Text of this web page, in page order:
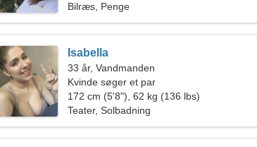
Bilræs, Penge
Isabella
33 år, Vandmanden
Kvinde søger et par
172 cm (5'8"), 62 kg (136 lbs)
Teater, Solbadning